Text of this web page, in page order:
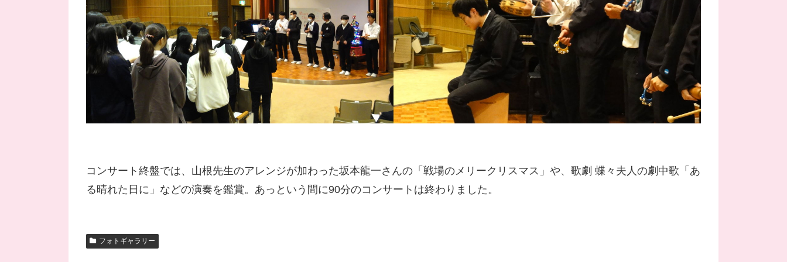
コンサート終盤では、山根先生のアレンジが加わった坂本龍一さんの「戦場のメリークリスマス」や、歌劇 蝶々夫人の劇中歌「あ
る晴れた日に」などの演奏を鑑賞。あっという間に90分のコンサートは終わりました。
フォトギャラリー